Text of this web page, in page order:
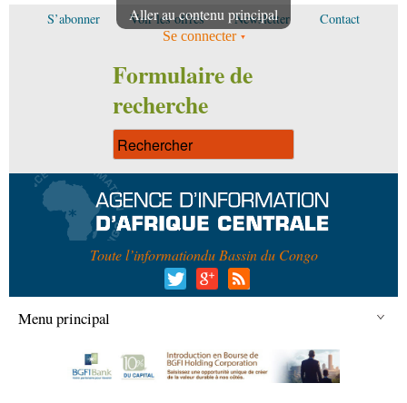
Aller au contenu principal
S’abonner Voir les offres Newsletter Contact
Se connecter
Formulaire de
recherche
Toute l’informationdu Bassin du Congo
Menu principal